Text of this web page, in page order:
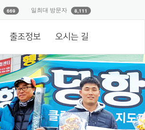
669 일최대 방문자 8,111
출조정보 오시는 길